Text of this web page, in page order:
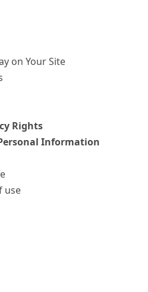
on Your Site
Rights
Information
use